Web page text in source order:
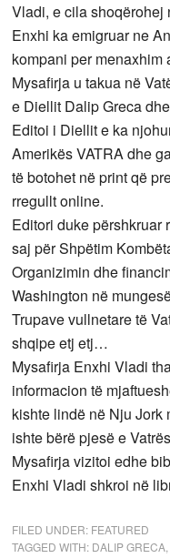
Vladi, e cila
Enxhi ka emigruar ne
kompani per menaxhim
Mysafirja u takua në
e Diellit Dalip Greca
Editoi i Diellit e ka
Amerikës VATRA dhe
të botohet në print që
rregullt online.
Editori duke përshkruar
saj për Shpëtim
Organizimin dhe
Washington në
Trupave vullnetare të
shqipe etj etj…
Mysafirja Enxhi Vladi
informacion të
kishte lindë në Nju Jork
ishte bërë pjesë e
Mysafirja vizitoi edhe
Enxhi Vladi shkroi në
FILED UNDER: FEATURED
TAGGED WITH: DALIP GRECA